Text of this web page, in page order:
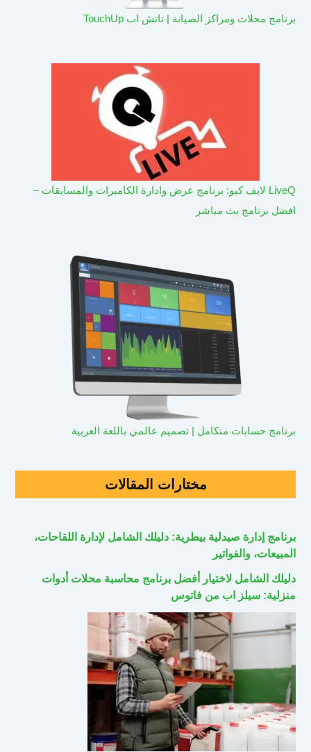
برنامج محلات ومراكز الصيانة | تاتش اب TouchUp
LiveQ لايف كيو: برنامج عرض وادارة الكاميرات والمسابقات –
افضل برنامج بث مباشر
برنامج حسابات متكامل | تصميم عالمي باللغة العربية
مختارات المقالات
برنامج إدارة صيدلية بيطرية: دليلك الشامل لإدارة اللقاحات،
المبيعات، والفواتير
دليلك الشامل لاختيار أفضل برنامج محاسبة محلات أدوات
منزلية: سيلز اب من فاتوس